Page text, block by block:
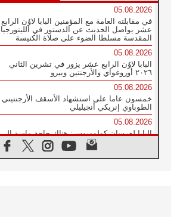
05.08.2026
في مقابلته العامة مع المؤمنين البابا لاوُن الرابع
عشر يواصل الحديث عن الدستور في الليتورجيا
المقدسة مسلطا الضوء على صلاة الكنيسة
05.08.2026
البابا لاوُن الرابع عشر يزور في تشرين الثاني
٢٠٢٦ أوروغواي والأرجنتين وبيرو
05.08.2026
خمسون عاما على استشهاد الأسقف الأرجنتيني
الطوباوي إنريكي أنجيليلي
05.08.2026
البابا لفرسان كولومبوس: هناك حاجة ماسة إلى
أنبياء تناغم يسعون إلى بناء الجسور
04.08.2026